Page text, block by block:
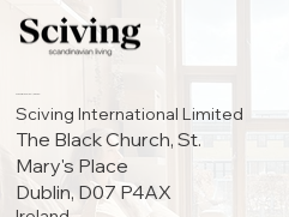
HOVEDKONTOR:
Sciving International Limited
The Black Church, St.
Mary's Place
Dublin, D07 P4AX